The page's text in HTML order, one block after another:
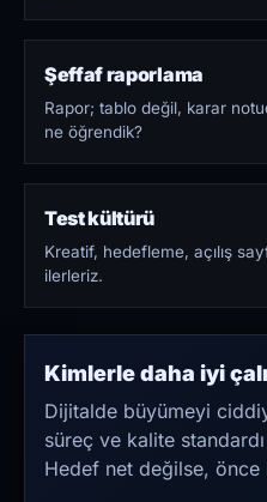
Şeffaf raporlama
Rapor; tablo değil, karar
ne öğrendik?
Test kültürü
Kreatif, hedefleme, açılış
ilerleriz.
Kimlerle daha iyi
Dijitalde büyümeyi
süreç ve kalite
Hedef net değilse,